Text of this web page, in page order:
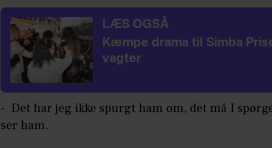
LÆS OGSÅ
Kæmpe drama til Simba
vagter
- Det har jeg ikke spurgt ham om, det må I
ser ham.